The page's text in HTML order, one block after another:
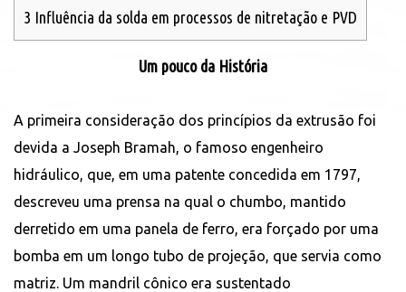
3 Influência da solda em processos de nitretação e PVD
Um pouco da História
A primeira consideração dos princípios da extrusão foi
devida a Joseph Bramah, o famoso engenheiro
hidráulico, que, em uma patente concedida em 1797,
descreveu uma prensa na qual o chumbo, mantido
derretido em uma panela de ferro, era forçado por uma
bomba em um longo tubo de projeção, que servia como
matriz. Um mandril cônico era sustentado